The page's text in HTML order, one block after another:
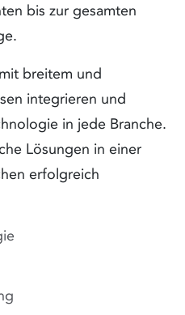
bis zur gesamten
breitem und
integrieren und
in jede Branche.
Lösungen in einer
erfolgreich